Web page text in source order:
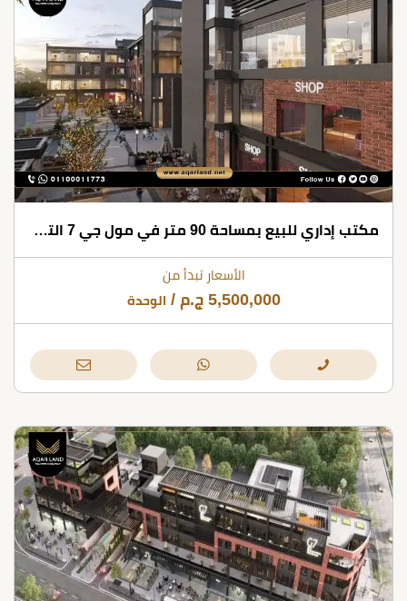
مكتب إداري للبيع بمساحة 90 متر في مول جي 7 التجمع الخامس
الأسعار تبدأ من
5,500,000 ج.م / الوحدة